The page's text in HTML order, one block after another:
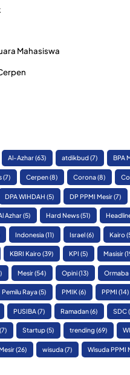
Mahasiswa
Al-Azhar(63) atdikbud(7) BPA
(7) Cerpen(8) Corona(8)
DPA WIHDAH (5) DP PPMI Mesir(7)
Azhar(5) Hard News(51)
Indonesia(11) Israel(6) Kairo
KBRI Kairo(39) KPI (5) Masisir
Mesir(54) Opini(13) Ormaba
Pemilu Raya(5) PMIK(6) PPMI (14)
PUSIBA(7) Ramadan(6) SDC
(7) Startup(5) trending (69)
(26) wisuda(7) Wisuda PPMI